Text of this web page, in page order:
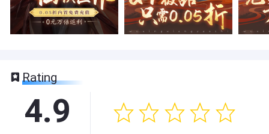
Rating
4.9